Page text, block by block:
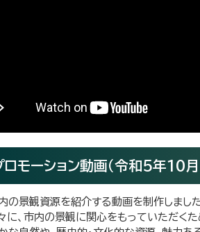
ロモーション動画（令和5年10
の景観資源を紹介する動画を制作しました
に、市内の景観に関心をもっていただくた